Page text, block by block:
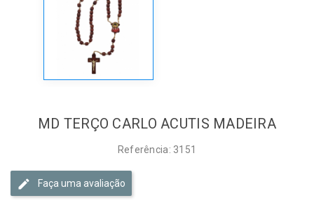
MD TERÇO CARLO ACUTIS MADEIRA
Referência: 3151
Faça uma avaliação